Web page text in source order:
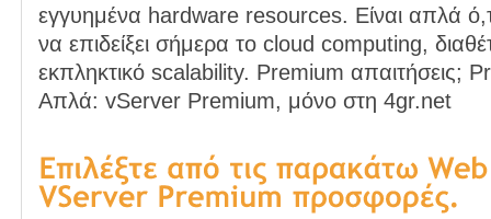
εγγυημένα hardware resources. Είναι απλά
να επιδείξει σήμερα το cloud computing,
εκπληκτικό scalability. Premium απαιτήσεις;
Απλά: vServer Premium, μόνο στη 4gr.net